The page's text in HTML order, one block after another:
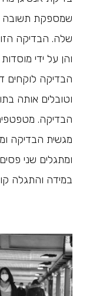
שלה. הבדיקה
והן על ידי
הבדיקה לוקחים
וטובלים אותה
מגשית הבדיקה
ומתגלים שני
במידה והתגלה